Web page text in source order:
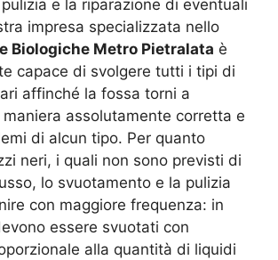
e la riparazione di eventuali
impresa specializzata nello
Biologiche Metro Pietralata è
capace di svolgere tutti i tipi di
affinché la fossa torni a
assolutamente corretta e
di alcun tipo. Per quanto
neri, i quali non sono previsti di
lo svuotamento e la pulizia
con maggiore frequenza: in
essere svuotati con
alla quantità di liquidi